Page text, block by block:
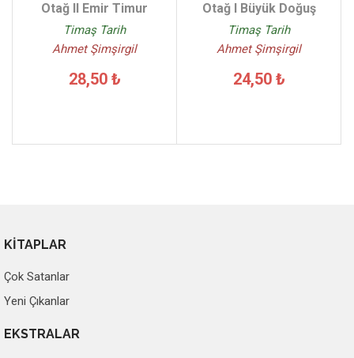
Otağ II Emir Timur
Timaş Tarih
Ahmet Şimşirgil
28,50 ₺
Otağ I Büyük Doğuş
Timaş Tarih
Ahmet Şimşirgil
24,50 ₺
KİTAPLAR
Çok Satanlar
Yeni Çıkanlar
EKSTRALAR